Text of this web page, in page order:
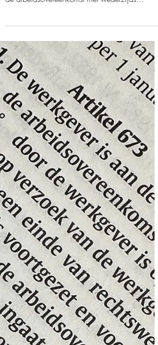
Als een werkgever en werknemer afspreken dat
de arbeidsovereenkomst met wederzijds
goedvinden. Meestal wordt dit vastgelegd in
een beëindigingsovereenkomst of
vaststellingsovereenkomst (vso). In dit artikel
wordt uitgelegd hoe vervolgens de
ingangsdatum van de WW-uitkering door het
UWV wordt vastgesteld en welke valkuilen
daarom op de loer liggen.